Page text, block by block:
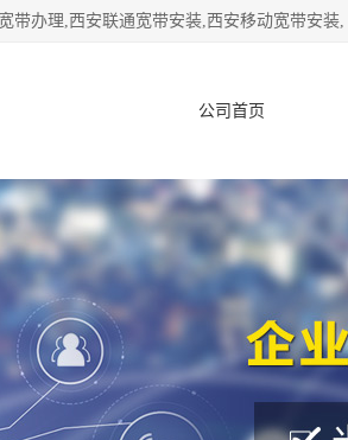
公司首页
产品知识